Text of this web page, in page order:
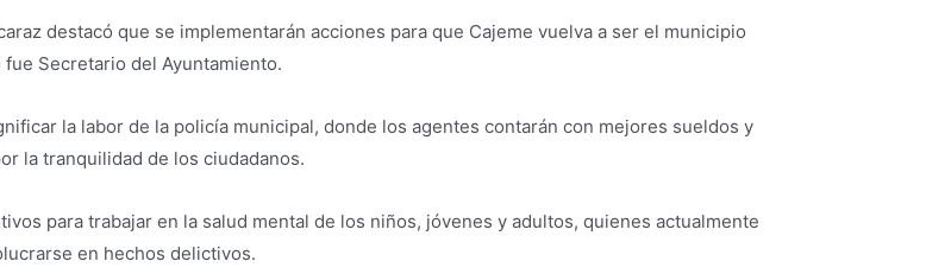
destacó que se implementarán acciones para que Cajeme vuelva a ser el municipio
Secretario del Ayuntamiento.
la labor de la policía municipal, donde los agentes contarán con mejores sueldos y
la tranquilidad de los ciudadanos.
para trabajar en la salud mental de los niños, jóvenes y adultos, quienes actualmente
en hechos delictivos.